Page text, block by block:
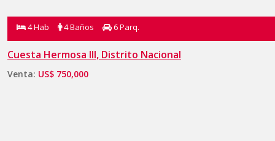
4 Hab 4 Baños 6 Parq.
Cuesta Hermosa III, Distrito Nacional
Venta: US$ 750,000